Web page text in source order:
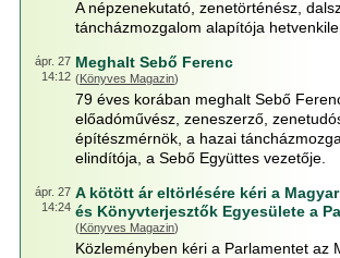
A népzenekutató, zenetörténész,
táncházmozgalom alapítója
ápr. 27
14:12
Meghalt Sebő Ferenc
(Könyves Magazin)
79 éves korában meghalt Sebő
előadóművész, zeneszerző,
építészmérnök, a hazai
elindítója, a Sebő Együttes vezetője.
ápr. 27
14:24
A kötött ár eltörlésére kéri a
és Könyvterjesztők Egyesülete a
(Könyves Magazin)
Közleményben kéri a Parlamentet az